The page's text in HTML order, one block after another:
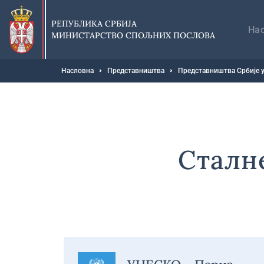
Прескочи
главни
део
садржаја
РЕПУБЛИКА СРБИЈА
МИНИСТАРСТВО СПОЉНИХ ПОСЛОВА
Мрвице
Насловна Представништва Представништва Србије